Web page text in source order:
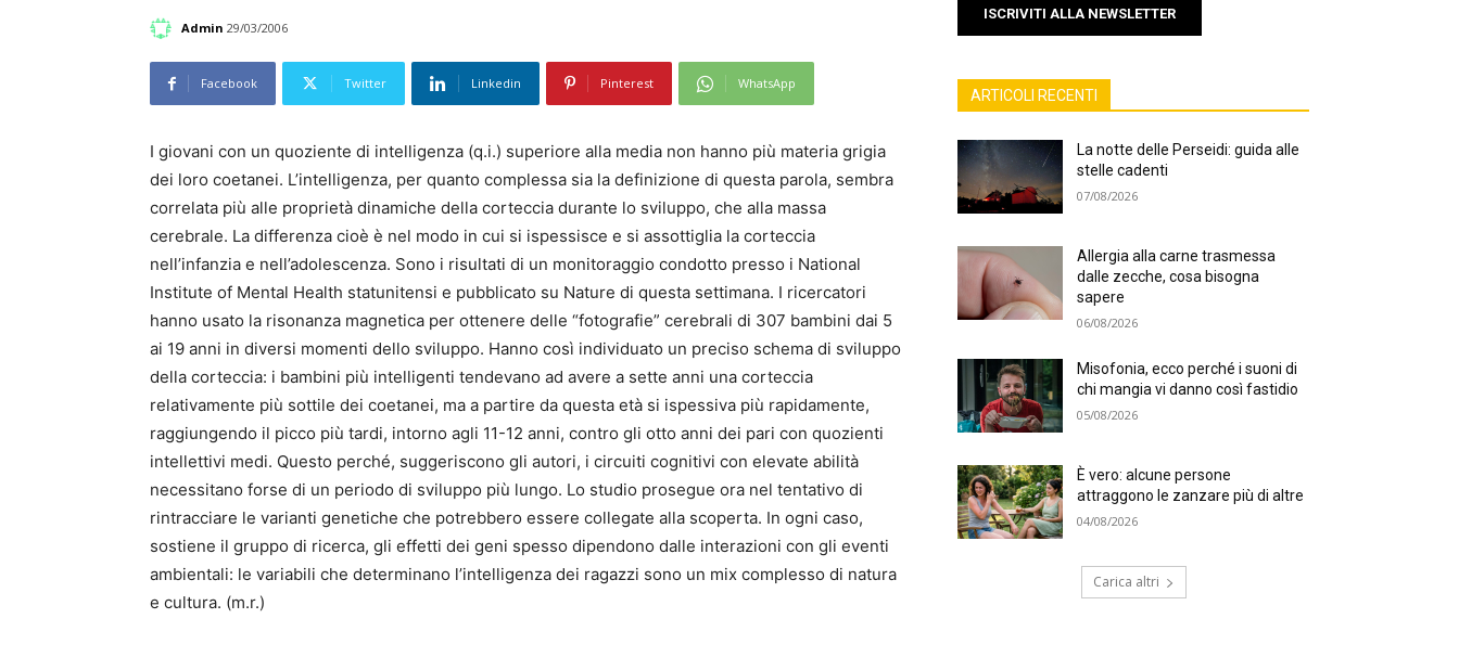
Admin 29/03/2006
Facebook Twitter Linkedin Pinterest WhatsApp
I giovani con un quoziente di intelligenza (q.i.) superiore alla media non hanno più materia grigia
dei loro coetanei. L’intelligenza, per quanto complessa sia la definizione di questa parola, sembra
correlata più alle proprietà dinamiche della corteccia durante lo sviluppo, che alla massa
cerebrale. La differenza cioè è nel modo in cui si ispessisce e si assottiglia la corteccia
nell’infanzia e nell’adolescenza. Sono i risultati di un monitoraggio condotto presso i National
Institute of Mental Health statunitensi e pubblicato su Nature di questa settimana. I ricercatori
hanno usato la risonanza magnetica per ottenere delle “fotografie” cerebrali di 307 bambini dai 5
ai 19 anni in diversi momenti dello sviluppo. Hanno così individuato un preciso schema di sviluppo
della corteccia: i bambini più intelligenti tendevano ad avere a sette anni una corteccia
relativamente più sottile dei coetanei, ma a partire da questa età si ispessiva più rapidamente,
raggiungendo il picco più tardi, intorno agli 11-12 anni, contro gli otto anni dei pari con quozienti
intellettivi medi. Questo perché, suggeriscono gli autori, i circuiti cognitivi con elevate abilità
necessitano forse di un periodo di sviluppo più lungo. Lo studio prosegue ora nel tentativo di
rintracciare le varianti genetiche che potrebbero essere collegate alla scoperta. In ogni caso,
sostiene il gruppo di ricerca, gli effetti dei geni spesso dipendono dalle interazioni con gli eventi
ambientali: le variabili che determinano l’intelligenza dei ragazzi sono un mix complesso di natura
e cultura. (m.r.)
ISCRIVITI ALLA NEWSLETTER
ARTICOLI RECENTI
La notte delle Perseidi: guida alle
stelle cadenti
07/08/2026
Allergia alla carne trasmessa
dalle zecche, cosa bisogna
sapere
06/08/2026
Misofonia, ecco perché i suoni di
chi mangia vi danno così fastidio
05/08/2026
È vero: alcune persone
attraggono le zanzare più di altre
04/08/2026
Carica altri